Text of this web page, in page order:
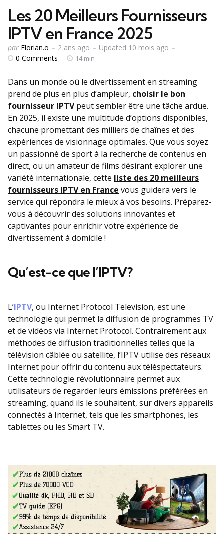
Les 20 Meilleurs Fournisseurs
IPTV en France 2025
Publié
par
par Florian.o 2 ans ago Updated 10 mois ago
0 Comments 14 min
Dans un monde où le divertissement en streaming
prend de plus en plus d’ampleur, choisir le bon
fournisseur IPTVpeut sembler être une tâche ardue.
En 2025, il existe une multitude d’options disponibles,
chacune promettant des milliers de chaînes et des
expériences de visionnage optimales. Que vous soyez
un passionné de sport à la recherche de contenus en
direct, ou un amateur de films désirant explorer une
variété internationale, cette liste des 20 meilleurs
fournisseurs IPTV en France vous guidera vers le
service qui répondra le mieux à vos besoins. Préparez-
vous à découvrir des solutions innovantes et
captivantes pour enrichir votre expérience de
divertissement à domicile !
Qu’est-ce que l’IPTV?
L’IPTV, ou Internet Protocol Television, est une
technologie qui permet la diffusion de programmes TV
et de vidéos via Internet Protocol. Contrairement aux
méthodes de diffusion traditionnelles telles que la
télévision câblée ou satellite, l’IPTV utilise des réseaux
Internet pour offrir du contenu aux téléspectateurs.
Cette technologie révolutionnaire permet aux
utilisateurs de regarder leurs émissions préférées en
streaming, quand ils le souhaitent, sur divers appareils
connectés à Internet, tels que les smartphones, les
tablettes ou les Smart TV.